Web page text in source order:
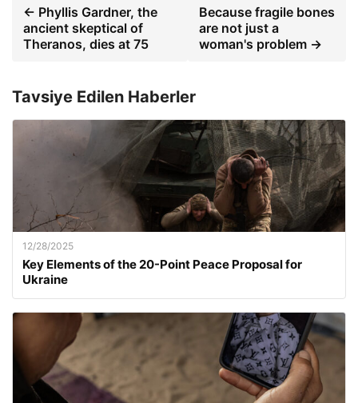
← Phyllis Gardner, the
ancient skeptical of
Theranos, dies at 75
Because fragile bones
are not just a
woman's problem →
Tavsiye Edilen Haberler
12/28/2025
Key Elements of the 20-Point Peace Proposal for
Ukraine